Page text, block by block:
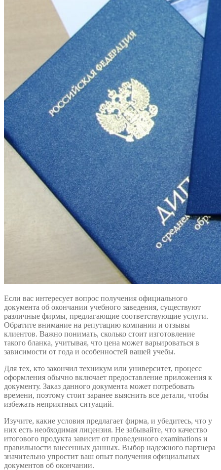
Если вас интересует вопрос получения официального
документа об окончании учебного заведения, существуют
различные фирмы, предлагающие соответствующие услуги.
Обратите внимание на репутацию компании и отзывы
клиентов. Важно понимать, сколько стоит изготовление
такого бланка, учитывая, что цена может варьироваться в
зависимости от года и особенностей вашей учебы.
Для тех, кто закончил техникум или университет, процесс
оформления обычно включает предоставление приложения к
документу. Заказ данного документа может потребовать
времени, поэтому стоит заранее выяснить все детали, чтобы
избежать неприятных ситуаций.
Изучите, какие условия предлагает фирма, и убедитесь, что у
них есть необходимая лицензия. Не забывайте, что качество
итогового продукта зависит от проведенного examinations и
правильности внесенных данных. Выбор надежного партнера
значительно упростит ваш опыт получения официальных
документов об окончании.